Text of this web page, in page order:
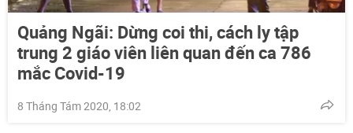
Quảng Ngãi: Dừng coi thi, cách ly tập
trung 2 giáo viên liên quan đến ca 786
mắc Covid-19
8 Tháng Tám 2020, 18:02